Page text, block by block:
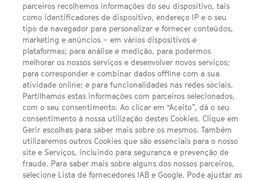
SEGUE-NOS
FACEBOOK
TWITTER
YOUTUBEINSTAGRAM
LINKS ÚTEIS
Escolhas de Anúncios
Política de privacidade
Termos E Condições
FILMES
parceiros recolhemos informações do seu dispositivo, tais
como identificadores de dispositivo, endereço IP e o seu
tipo de navegador para personalizar e fornecer conteúdos,
marketing e anúncios – em vários dispositivos e
plataformas; para análise e medição, para podermos
melhorar os nossos serviços e desenvolver novos serviços;
para corresponder e combinar dados offline com a sua
atividade online; e para funcionalidades nas redes sociais.
Partilhamos estas informações com parceiros selecionados,
com o seu consentimento. Ao clicar em “Aceito”, dá o seu
consentimento à nossa utilização destes Cookies. Clique em
Gerir escolhas para saber mais sobre os mesmos. Também
utilizaremos outros Cookies que são essenciais para o nosso
site e Serviços, incluindo para segurança e prevenção de
fraude. Para saber mais sobre alguns dos nossos parceiros,
selecione Lista de fornecedores IAB e Google. Pode ajustar as